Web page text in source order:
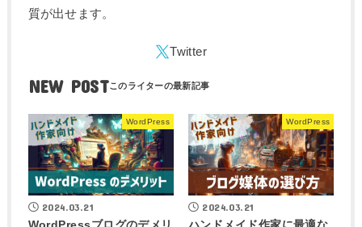
質が出せます。
NEW POST
WordPress
2024.03.21
WordPress
2024.03.21